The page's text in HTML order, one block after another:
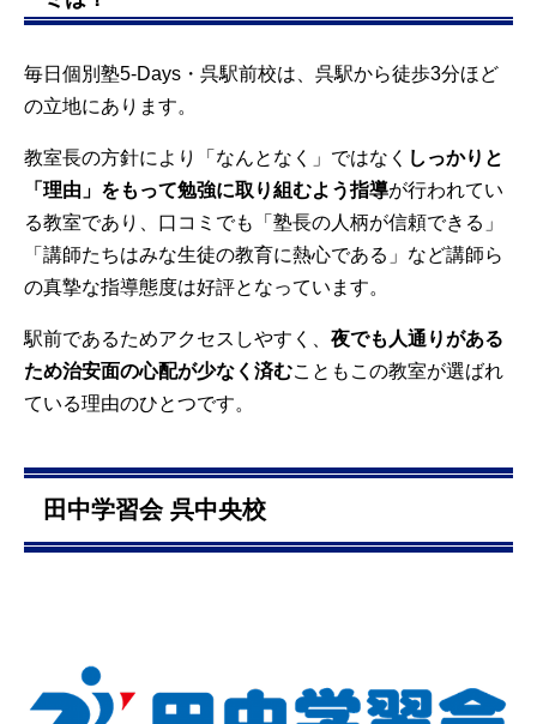
毎日個別塾5-Days・呉駅前校は、呉駅から徒歩3分ほど
の立地にあります。
教室長の方針により「なんとなく」ではなく しっかりと
「理由」をもって勉強に取り組むよう指導が行われてい
る教室であり、口コミでも「塾長の人柄が信頼できる」
「講師たちはみな生徒の教育に熱心である」など講師ら
の真摯な指導態度は好評となっています。
駅前であるためアクセスしやすく、 夜でも人通りがある
ため治安面の心配が少なく済むこともこの教室が選ばれ
ている理由のひとつです。
田中学習会 呉中央校